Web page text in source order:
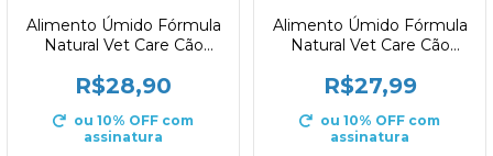
Alimento Úmido Fórmula
Natural Vet Care Cão
R$28,90
ou 10% OFF com
assinatura
Alimento Úmido Fórmula
Natural Vet Care Cão
R$27,99
ou 10% OFF com
assinatura